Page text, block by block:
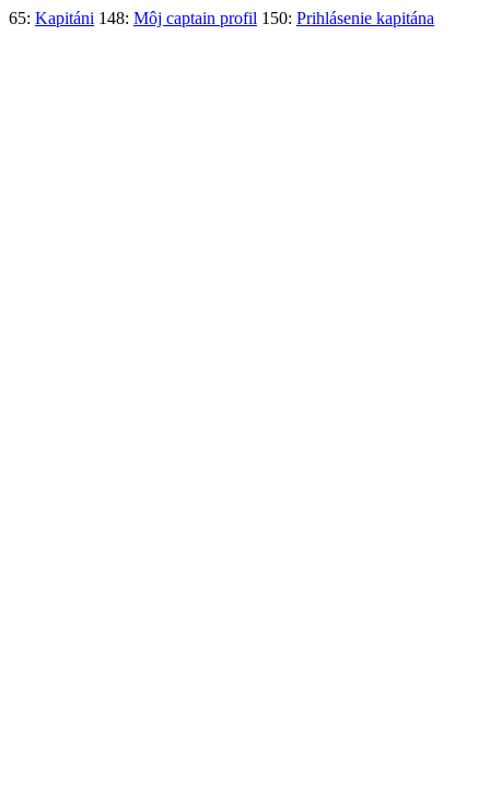
65: Kapitáni 148: Môj captain profil 150: Prihlásenie kapitána